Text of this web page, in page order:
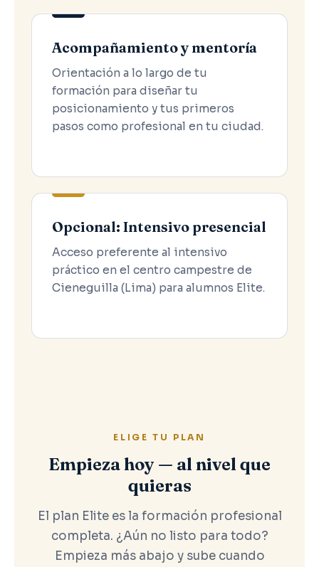
Acompañamiento y mentoría
Orientación a lo largo de tu
formación para diseñar tu
posicionamiento y tus primeros
pasos como profesional en tu ciudad.
Opcional: Intensivo presencial
Acceso preferente al intensivo
práctico en el centro campestre de
Cieneguilla (Lima) para alumnos Elite.
ELIGE TU PLAN
Empieza hoy — al nivel que
quieras
El plan Elite es la formación profesional
completa. ¿Aún no listo para todo?
Empieza más abajo y sube cuando